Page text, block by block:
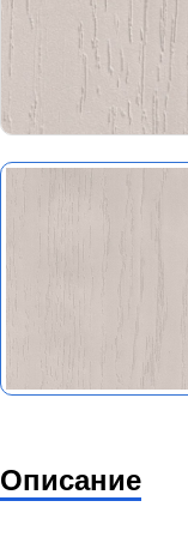
Описание